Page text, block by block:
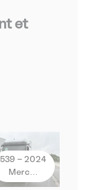
et
539 - 2024
Merc…